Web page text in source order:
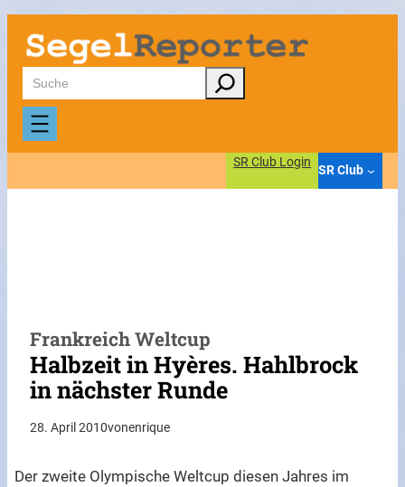
Zum
Inhalt
springen
Suchen
SR Club Login
SR Club
Frankreich Weltcup
Halbzeit in Hyères. Hahlbrock
in nächster Runde
28. April 2010vonenrique
Der zweite Olympische Weltcup diesen Jahres im